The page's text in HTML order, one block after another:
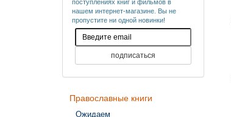
поступлениях книг и фильмов в
нашем интернет-магазине. Вы не
пропустите ни одной новинки!
Православные книги
Ожидаем